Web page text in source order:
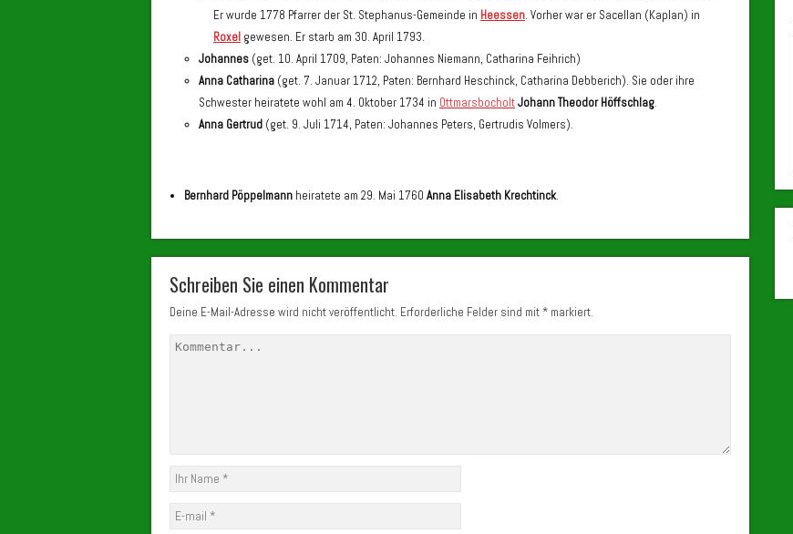
Er wurde 1778 Pfarrer der St. Stephanus-Gemeinde in Heessen. Vorher war er Sacellan (Kaplan) in
Roxel gewesen. Er starb am 30. April 1793.
Johannes (get. 10. April 1709, Paten: Johannes Niemann, Catharina Feihrich)
Anna Catharina (get. 7. Januar 1712, Paten: Bernhard Heschinck, Catharina Debberich). Sie oder ihre
Schwester heiratete wohl am 4. Oktober 1734 in OttmarsbocholtJohann Theodor Höffschlag.
Anna Gertrud (get. 9. Juli 1714, Paten: Johannes Peters, Gertrudis Volmers).
Bernhard Pöppelmann heiratete am 29. Mai 1760 Anna Elisabeth Krechtinck.
Schreiben Sie einen Kommentar
Deine E-Mail-Adresse wird nicht veröffentlicht. Erforderliche Felder sind mit * markiert.